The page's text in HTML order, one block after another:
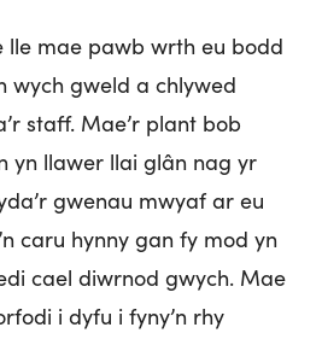
lle mae pawb wrth eu bodd
wych gweld a chlywed
staff. Mae’r plant bob
yn llawer llai glân nag yr
gwenau mwyaf ar eu
caru hynny gan fy mod yn
cael diwrnod gwych. Mae
i dyfu i fyny’n rhy